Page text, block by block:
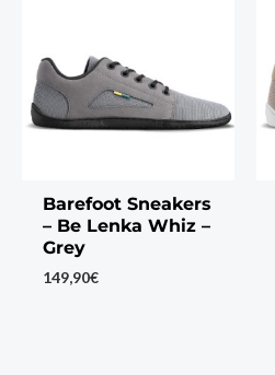
Barefoot Sneakers
– Be Lenka Whiz –
Grey
149,90€